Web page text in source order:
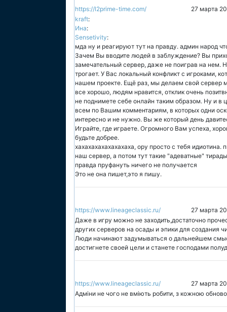
https://l2prime-time.com/
27 марта
kraft:
Ина:
Sensetivity:
мда ну и реагируют тут на правду. админ народ
Зачем Вы вводите людей в заблуждение? Вы
замечательный сервер, даже не поиграв на нем.
трогает. У Вас локальный конфликт с игроками,
нашем проекте. Ещё раз, мы делаем свой сервер
все хорошо, людям нравится, отклик очень
не поднимете себе онлайн таким образом. Ну и в
всем по Вашим комментариям, в которых одни
интересно и не нужно. Вы же который день
Играйте, где играете. Огромного Вам успеха,
будьте добрее.
хахахахахахахахаха, ору просто с тебя
наш сервер, а потом тут такие "адеватные"
правда пруфануть ничего не получается
Это не она пишет,это я пишу.
https://www.lineageclassic.ru/
27 марта
Даже в игру можно не заходить,достаточно
других серверов на осады и эпики для создания
Люди начинают задумываться о дальнейшем
достигнете своей цели и станете господами
https://www.lineageclassic.ru/
27 марта
Адміни не чого не вміють робити, з кожною